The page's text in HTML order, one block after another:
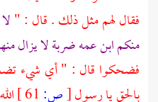
فقال لهم مثل ذلك . قال : "
منكم ابن عمه ضربة لا يزال
فضحكوا قال : " أي شيء
بالحق يا رسول[ص: